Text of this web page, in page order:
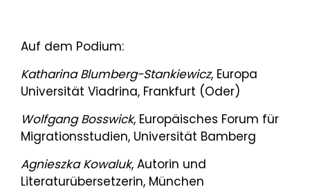
Auf dem Podium:
Katharina Blumberg-Stankiewicz, Europa
Universität Viadrina, Frankfurt (Oder)
Wolfgang Bosswick, Europäisches Forum für
Migrationsstudien, Universität Bamberg
Agnieszka Kowaluk, Autorin und
Literaturübersetzerin, München